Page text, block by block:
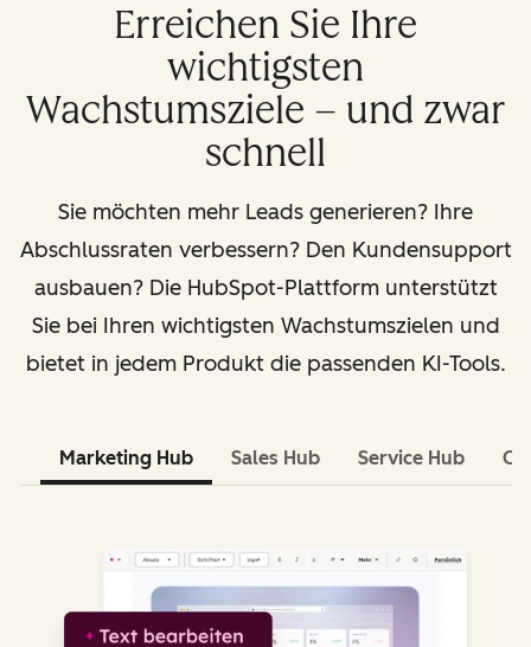
Erreichen Sie Ihre
wichtigsten
Wachstumsziele – und zwar
schnell
Sie möchten mehr Leads generieren? Ihre
Abschlussraten verbessern? Den Kundensupport
ausbauen? Die HubSpot-Plattform unterstützt
Sie bei Ihren wichtigsten Wachstumszielen und
bietet in jedem Produkt die passenden KI-Tools.
Marketing Hub Sales Hub Service Hub